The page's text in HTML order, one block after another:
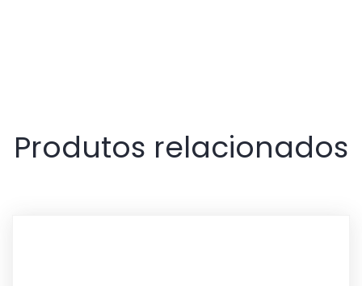
Produtos relacionados